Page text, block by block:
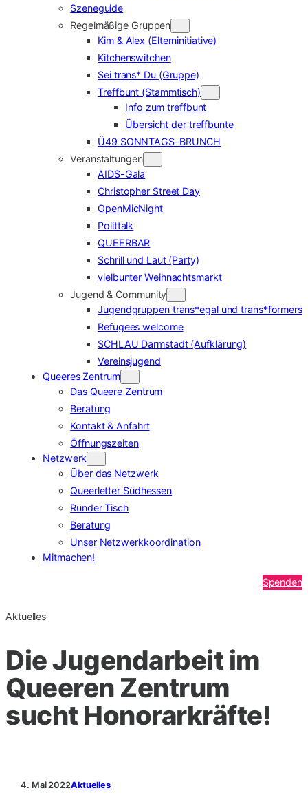
Szeneguide
Regelmäßige Gruppen
Kim & Alex (Elterninitiative)
Kitchenswitchen
Sei trans* Du (Gruppe)
Treffbunt (Stammtisch)
Info zum treffbunt
Übersicht der treffbunte
Ü49 SONNTAGS-BRUNCH
Veranstaltungen
AIDS-Gala
Christopher Street Day
OpenMicNight
Polittalk
QUEERBAR
Schrill und Laut (Party)
vielbunter Weihnachtsmarkt
Jugend & Community
Jugendgruppen trans*egal und trans*formers
Refugees welcome
SCHLAU Darmstadt (Aufklärung)
Vereinsjugend
Queeres Zentrum
Das Queere Zentrum
Beratung
Kontakt & Anfahrt
Öffnungszeiten
Netzwerk
Über das Netzwerk
Queerletter Südhessen
Runder Tisch
Beratung
Unser Netzwerkkoordination
Mitmachen!
Spenden
Aktuelles
Die Jugendarbeit im
Queeren Zentrum
sucht Honorarkräfte!
4. Mai 2022Aktuelles